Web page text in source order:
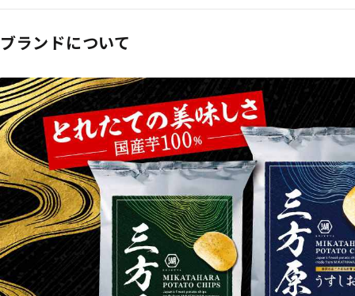
ブランドについて